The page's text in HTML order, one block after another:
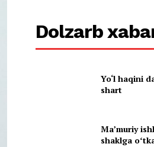
Dolzarb
Yo‘l haqini
shart
Maʼmuriy
shaklga